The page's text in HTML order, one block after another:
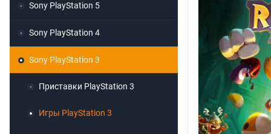
Sony PlayStation 5
Sony PlayStation 4
Sony PlayStation 3
Приставки PlayStation 3
Игры PlayStation 3